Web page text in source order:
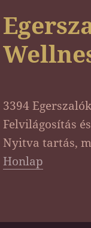
3394
Felvilágosítás
Nyitva tartás,
Honlap